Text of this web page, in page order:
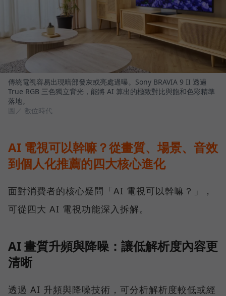
傳統電視容易出現暗部發灰或亮處過曝。Sony BRAVIA 9 II 透過
True RGB 三色獨立背光，能將 AI 算出的極致對比與飽和色彩精準
落地。
圖／ 數位時代
AI 電視可以幹嘛？從畫質、場景、音效
到個人化推薦的四大核心進化
面對消費者的核心疑問「AI 電視可以幹嘛？」，
可從四大 AI 電視功能深入拆解。
AI 畫質升頻與降噪：讓低解析度內容更
清晰
透過 AI 升頻與降噪技術，可分析解析度較低或經